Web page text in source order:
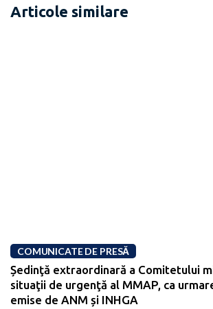
Articole similare
COMUNICATE DE PRESĂ
Ședinţă extraordinară a Comitetului
situaţii de urgenţă al MMAP, ca
emise de ANM și INHGA